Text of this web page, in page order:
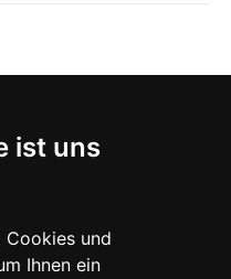
ist uns
Cookies und
Ihnen ein